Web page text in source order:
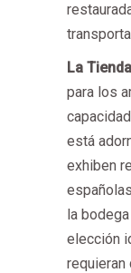
La
para los
está
exhiben
la bodega
elección
requieran